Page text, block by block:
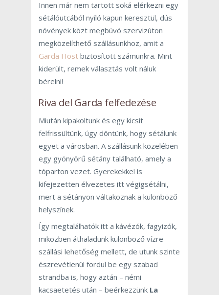
Innen már nem tartott soká elérkezni egy
sétálóutcából nyíló kapun keresztül, dús
növények közt megbúvó szervizúton
megközelíthető szállásunkhoz, amit a
Garda Host biztosított számunkra. Mint
kiderült, remek választás volt náluk
bérelni!
Riva del Garda felfedezése
Miután kipakoltunk és egy kicsit
felfrissültünk, úgy döntünk, hogy sétálunk
egyet a városban. A szállásunk közelében
egy gyönyörű sétány található, amely a
tóparton vezet. Gyerekekkel is
kifejezetten élvezetes itt végigsétálni,
mert a sétányon váltakoznak a különböző
helyszínek.
Így megtalálhatók itt a kávézók, fagyizók,
miközben áthaladunk különböző vízre
szállási lehetőség mellett, de utunk szinte
észrevétlenül fordul be egy szabad
strandba is, hogy aztán – némi
kacsaetetés után – beérkezzünk La